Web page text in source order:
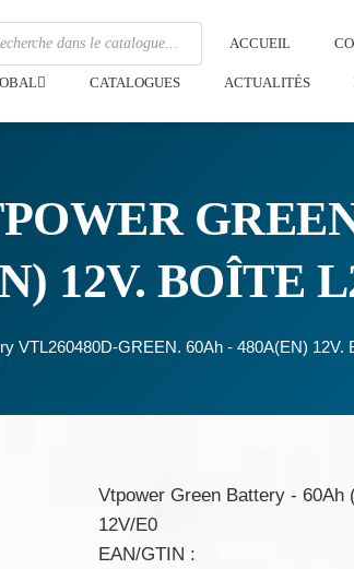
ACCUEIL
CATALOGUES ACTUALITÉS
12V. BOÎTE
VTL260480D-GREEN. 60Ah - 480A(EN) 12V.
Vtpower Green Battery - 60Ah
12V/E0
EAN/GTIN :